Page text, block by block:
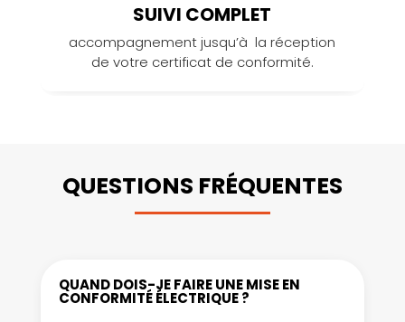
SUIVI COMPLET
accompagnement jusqu’à la réception
de votre certificat de conformité.
QUESTIONS FRÉQUENTES
QUAND DOIS-JE FAIRE UNE MISE EN
CONFORMITÉ ÉLECTRIQUE ?